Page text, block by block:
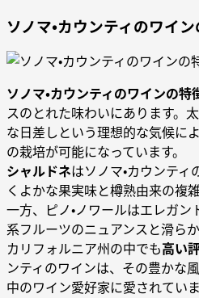
ソノマ・カウンティのワイ
ソノマ・カウンティのワインの特
スのとれた味わいにあります。
な日差しという理想的な気候に
の栽培が可能になっています。
シャルドネはソノマ・カウンテ
くよかな果実味と樽熟由来の複
一方、ピノ・ノワールはエレガ
系フルーツのニュアンスと滑ら
カリフォルニア州の中でも高い
ンティのワインは、その豊かな
中のワイン愛好家に愛されていま